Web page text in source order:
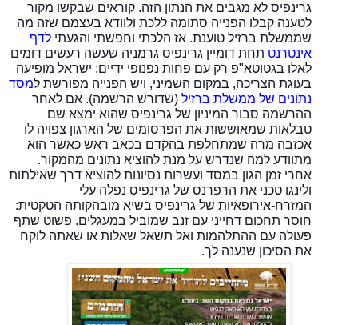
גרינפיס לא מגבים את הנתון הזה. קוראים שבקשו מקור
לטענה קבלו הפנייה סתומה ללכת ולוודא בעצמם שזה מה
שממשלת ברזיל טוענת. אז הלכתי וחפשתי והגעתי לדף
אינטרנט תחת דומיין גרינפיס גרמניה שעשה רעשים דומים
לאלו בגטוטא"פ רק עם פחות נפנופי ידיים: ישראל מופיעה
בעוגת הצריכה, במקום השמיני, ויש הפנייה מפורשת למסד
נתונים של ממשלת ברזיל (שדורש הרשמה). אם לאחר
ההרשמה סבור המיניון של גרינפיס שהוא ימצא שם
טבלאות שמאוששות את הפרסומים של הארגון צפויה לו
אכזבה מרה שמתחלפת בהקדם בכאב ראש כאשר הוא
מתוודע למה שנדרש על מנת להוציא נתונים מהמקור.
אחרי זמן הגון במסד ועשרות נסיונות להוציא דרך שאילתות
ולינגו טכני את הרפרנס של גרינפיס נפלה עלי
המזרח-אירופאיות של גרינפיס בשיא מובהקותה הטקטית:
חוסר תחכום דחייני עם זנב שמוביל במעגלים. פשוט שתף
פעולה עם ההתלהמות ואל תשאל שאלות או שאתה לוקח
את הסיכון שנענה לך.